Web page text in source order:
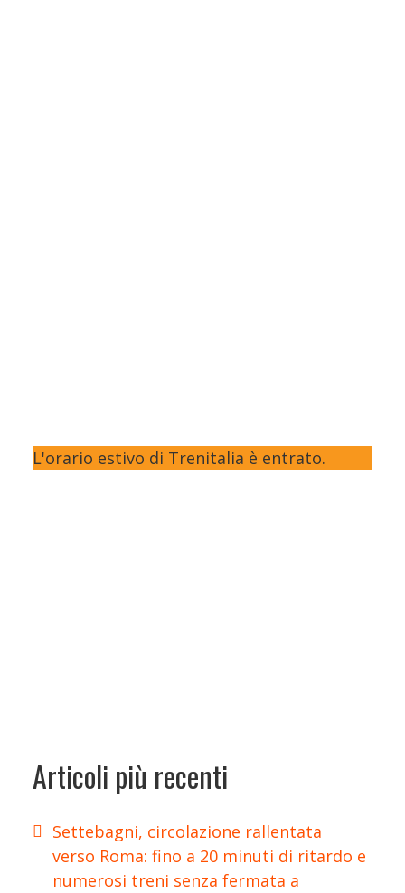
L'orario estivo di Trenitalia è entrato.
Articoli più recenti
Settebagni, circolazione rallentata
verso Roma: fino a 20 minuti di ritardo e
numerosi treni senza fermata a